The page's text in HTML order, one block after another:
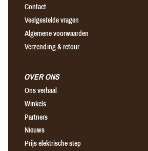
Contact
Veelgestelde vragen
Algemene voorwaarden
Verzending & retour
OVER ONS
Ons verhaal
Winkels
Partners
Nieuws
Prijs elektrische step